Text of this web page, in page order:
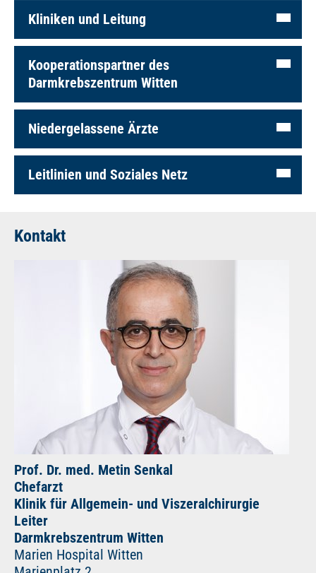
Kliniken und Leitung
Kooperationspartner des
Darmkrebszentrum Witten
Niedergelassene Ärzte
Leitlinien und Soziales Netz
Kontakt
Prof. Dr. med. Metin Senkal
Chefarzt
Klinik für Allgemein- und Viszeralchirurgie
Leiter
Darmkrebszentrum Witten
Marien Hospital Witten